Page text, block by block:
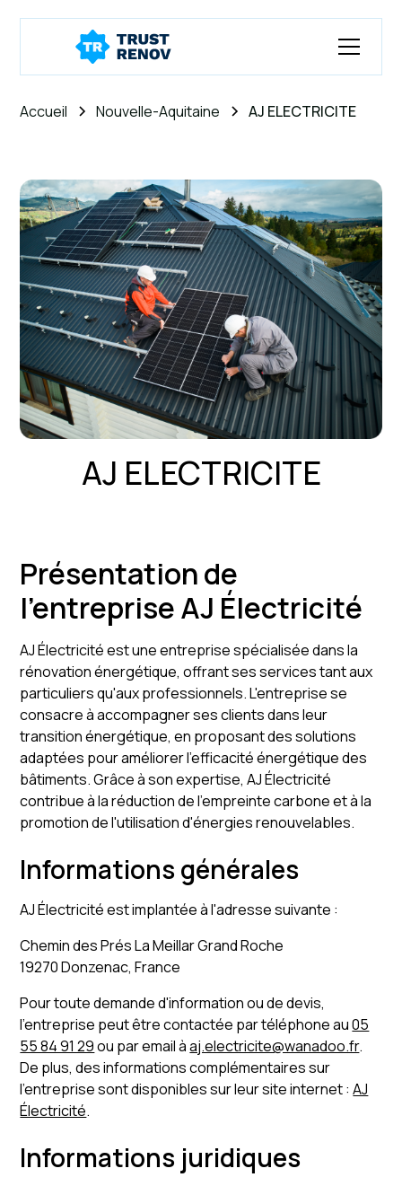
Accueil Nouvelle-Aquitaine AJ ELECTRICITE
AJ ELECTRICITE
Présentation de
l'entreprise AJ Électricité
AJ Électricité est une entreprise spécialisée dans la
rénovation énergétique, offrant ses services tant aux
particuliers qu'aux professionnels. L'entreprise se
consacre à accompagner ses clients dans leur
transition énergétique, en proposant des solutions
adaptées pour améliorer l'efficacité énergétique des
bâtiments. Grâce à son expertise, AJ Électricité
contribue à la réduction de l'empreinte carbone et à la
promotion de l'utilisation d'énergies renouvelables.
Informations générales
AJ Électricité est implantée à l'adresse suivante :
Chemin des Prés La Meillar Grand Roche
19270 Donzenac, France
Pour toute demande d'information ou de devis,
l'entreprise peut être contactée par téléphone au05
55 84 91 29ou par email àaj.electricite@wanadoo.fr.
De plus, des informations complémentaires sur
l'entreprise sont disponibles sur leur site internet :AJ
Électricité.
Informations juridiques